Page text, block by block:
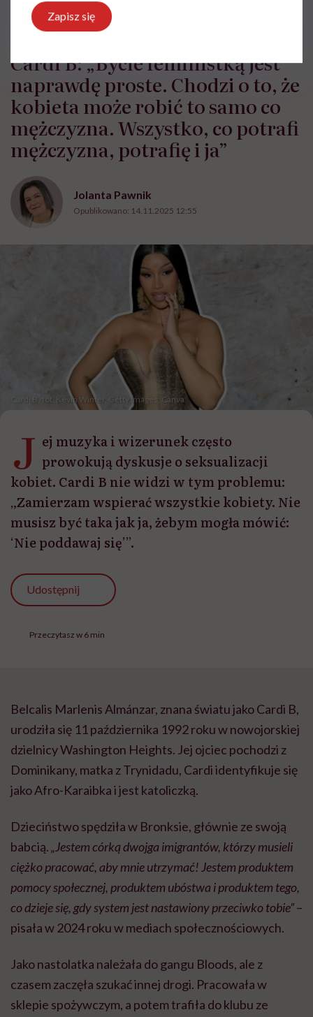
HelloZdrowie: Życie
Cardi B: „Bycie feministką jest
naprawdę proste. Chodzi o to, że
kobieta może robić to samo co
mężczyzna. Wszystko, co potrafi
mężczyzna, potrafię i ja”
Jolanta Pawnik
Opublikowano: 14.11.2025 12:55
Cardi B /fot. Kevin Winter, Getty Images; Canva
J ej muzyka i wizerunek często
prowokują dyskusje o seksualizacji
kobiet. Cardi B nie widzi w tym problemu:
„Zamierzam wspierać wszystkie kobiety. Nie
musisz być taka jak ja, żebym mogła mówić:
‘Nie poddawaj się’”.
Udostępnij
Przeczytasz w 6 min
Belcalis Marlenis Almánzar, znana światu jako Cardi B,
urodziła się 11 października 1992 roku w nowojorskiej
dzielnicy Washington Heights. Jej ojciec pochodzi z
Dominikany, matka z Trynidadu, Cardi identyfikuje się
jako Afro-Karaibka i jest katoliczką.
Dzieciństwo spędziła w Bronksie, głównie ze swoją
babcią.„Jestem córką dwojga imigrantów, którzy musieli
ciężko pracować, aby mnie utrzymać! Jestem produktem
pomocy społecznej, produktem ubóstwa i produktem tego,
co dzieje się, gdy system jest nastawiony przeciwko tobie”–
pisała w 2024 roku w mediach społecznościowych.
Jako nastolatka należała do gangu Bloods, ale z
czasem zaczęła szukać innej drogi. Pracowała w
sklepie spożywczym, a potem trafiła do klubu ze
Zapisz się